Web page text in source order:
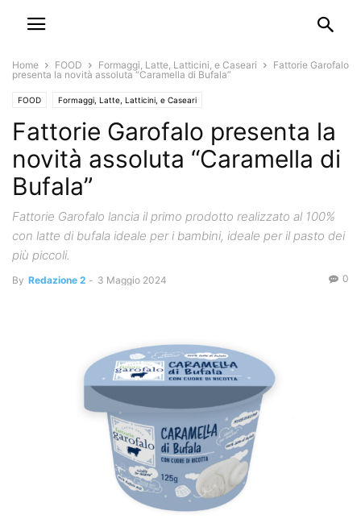
Home FOOD Formaggi, Latte, Latticini, e Caseari
Fattorie Garofalo
presenta la novità assoluta “Caramella di Bufala”
FOOD Formaggi, Latte, Latticini, e Caseari
Fattorie Garofalo presenta la
novità assoluta “Caramella di
Bufala”
Fattorie Garofalo lancia il primo prodotto realizzato al 100%
con latte di bufala ideale per i bambini, ideale per il pasto dei
più piccoli.
By Redazione 2 - 3 Maggio 2024 0